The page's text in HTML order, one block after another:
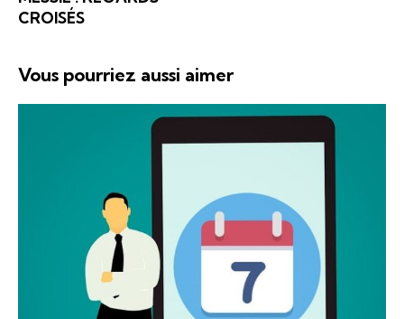
CROISÉS
Vous pourriez aussi aimer